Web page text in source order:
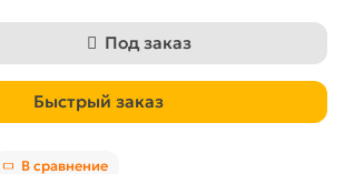
Под заказ
Быстрый заказ
В сравнение